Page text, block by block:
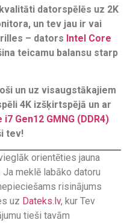
datorspēlēs uz 2K
un tev jau ir vai
– dators Intel Core
teicamu balansu starp
un uz visaugstākajiem
4K izšķirtspējā un ar
Gen12 GMNG (DDR4)
tev!
orientēties jauna
meklē labāko datoru
risinājums
uz Dateks.lv, kur Tev
tieši tavām